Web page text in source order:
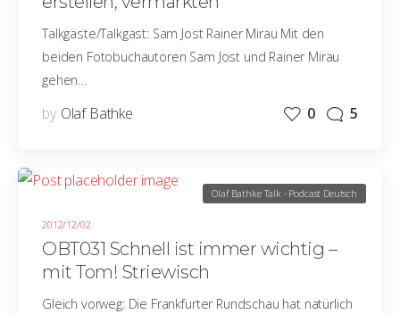
Talkgäste/Talkgast: Sam Jost Rainer Mirau Mit den
beiden Fotobuchautoren Sam Jost und Rainer Mirau
gehen…
by Olaf Bathke 0 5
2012/12/02
Olaf Bathke Talk - Podcast Deutsch
OBT031 Schnell ist immer wichtig –
mit Tom! Striewisch
Gleich vorweg: Die Frankfurter Rundschau hat natürlich